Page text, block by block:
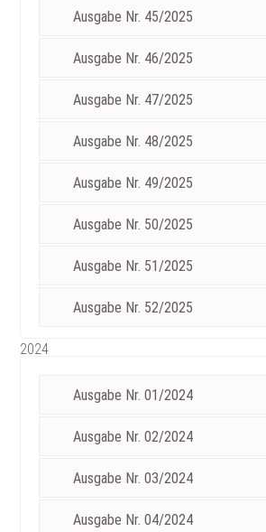
Ausgabe Nr. 45/2025
Ausgabe Nr. 46/2025
Ausgabe Nr. 47/2025
Ausgabe Nr. 48/2025
Ausgabe Nr. 49/2025
Ausgabe Nr. 50/2025
Ausgabe Nr. 51/2025
Ausgabe Nr. 52/2025
2024
Ausgabe Nr. 01/2024
Ausgabe Nr. 02/2024
Ausgabe Nr. 03/2024
Ausgabe Nr. 04/2024